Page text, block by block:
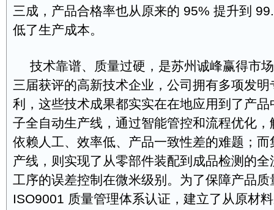
三成，产品合格率也从原来的 95% 提升到
低了生产成本。
技术靠谱、质量过硬，是苏州诚峰赢得市
三届获评的高新技术企业，公司拥有多项发
利，这些技术成果都实实在在地应用到了产
子全自动生产线，通过智能管控和流程优化
依赖人工、效率低、产品一致性差的难题；
产线，则实现了从零部件装配到成品检测的
工序的误差控制在微米级别。为了保障产品
ISO9001 质量管理体系认证，建立了从原材